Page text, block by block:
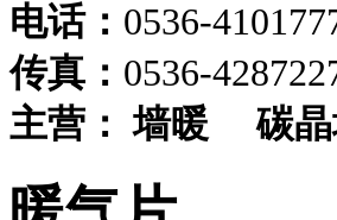
电话： 0536-
传真： 0536-
主营： 墙暖碳